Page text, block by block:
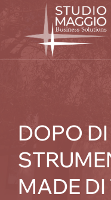
content
DOPO
MADE